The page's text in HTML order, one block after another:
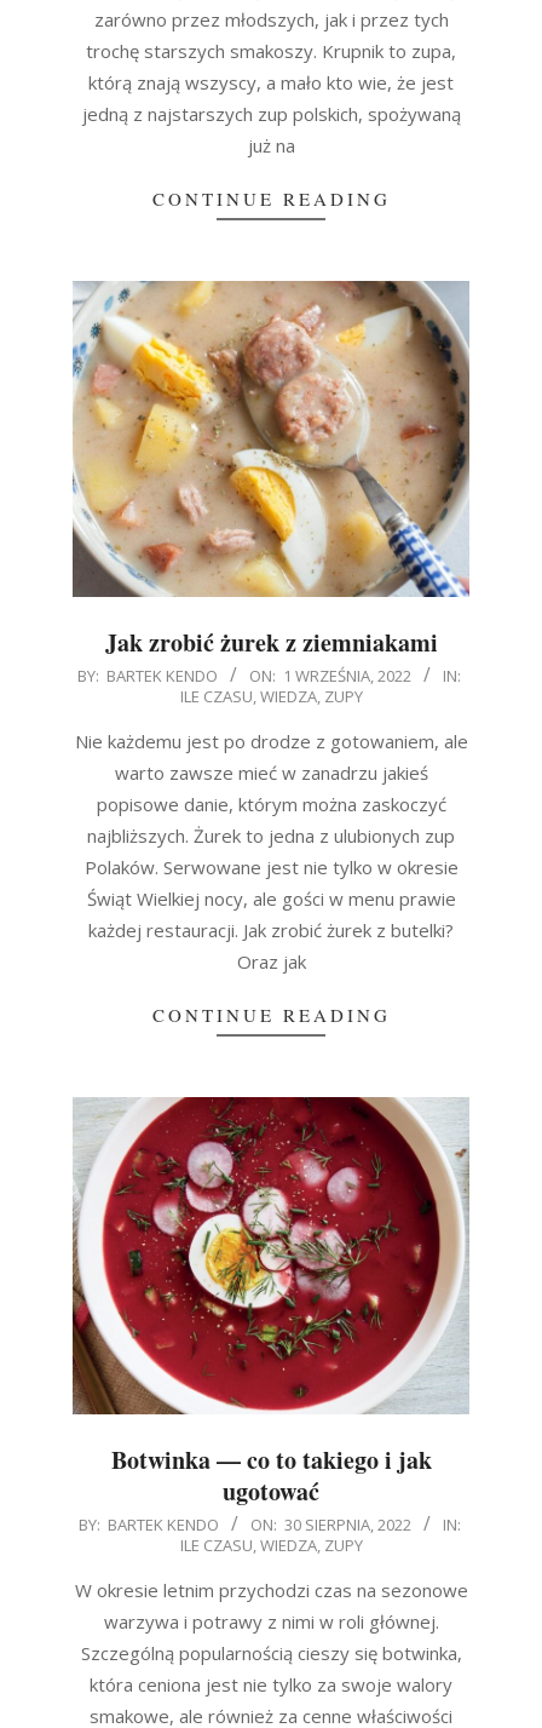
zarówno przez młodszych, jak i przez tych
trochę starszych smakoszy. Krupnik to zupa,
którą znają wszyscy, a mało kto wie, że jest
jedną z najstarszych zup polskich, spożywaną
już na
CONTINUE READING
Jak zrobić żurek z ziemniakami
2022-
01
BY: BARTEK KENDO ON: 1 WRZEŚNIA, 2022
IN:
ILE CZASU,WIEDZA, ZUPY
Nie każdemu jest po drodze z gotowaniem, ale
warto zawsze mieć w zanadrzu jakieś
popisowe danie, którym można zaskoczyć
najbliższych. Żurek to jedna z ulubionych zup
Polaków. Serwowane jest nie tylko w okresie
Świąt Wielkiej nocy, ale gości w menu prawie
każdej restauracji. Jak zrobić żurek z butelki?
Oraz jak
CONTINUE READING
Botwinka — co to takiego i jak
ugotować
2022-
30
BY: BARTEK KENDO ON: 30 SIERPNIA, 2022
IN:
ILE CZASU WIEDZA, ZUPY
W okresie letnim przychodzi czas na sezonowe
warzywa i potrawy z nimi w roli głównej.
Szczególną popularnością cieszy się botwinka,
która ceniona jest nie tylko za swoje walory
smakowe, ale również za cenne właściwości